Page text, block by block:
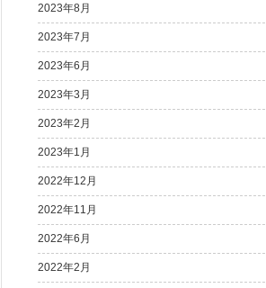
2023年8月
2023年7月
2023年6月
2023年3月
2023年2月
2023年1月
2022年12月
2022年11月
2022年6月
2022年2月